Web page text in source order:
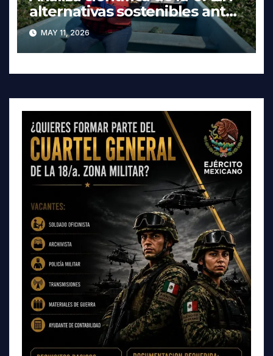
alternativas sostenibles ante
crisis ambiental en Tula-
Tepeji
MAY 11, 2026